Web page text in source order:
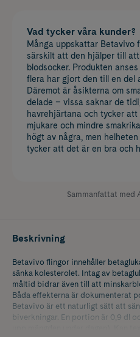
Vad tycker våra kunder?
Många uppskattar Betavivo
särskilt att den hjälper till
blodsocker. Produkten
flera har gjort den till en del
Däremot är åsikterna om
delade – vissa saknar de
havrehjärtana och tycker
mjukare och mindre
högt av några, men
tycker att det är en bra och
Sammanfattat med
Beskrivning
Betavivo flingor innehåller
sänka kolesterolet. Intag av
måltid bidrar även till att
Båda effekterna är dokumenterat
Betavivo är ett naturligt sätt att
biverkningar. En portion är 0,9 dl